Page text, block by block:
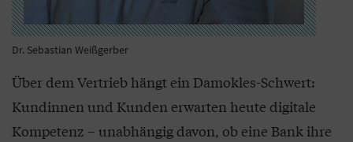
Dr. Sebastian Weißgerber
Über dem Vertrieb hängt ein Damokles-Schwert:
Kundinnen und Kunden erwarten heute digitale
Kompetenz – unabhängig davon, ob eine Bank ihre